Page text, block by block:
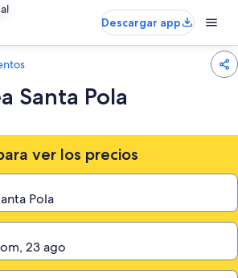
Descargar app
Santa Pola
ver los precios